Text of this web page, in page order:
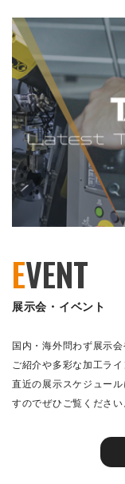
EVENT
展示会・イベント
国内・海外問わず展示
ご紹介や多彩な加工ラ
直近の展示スケジュー
すのでぜひご覧ください